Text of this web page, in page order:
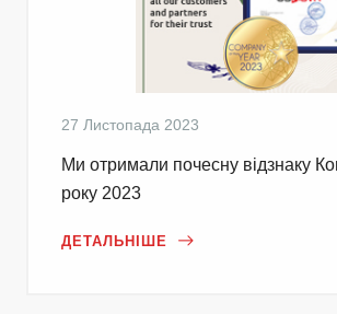
27 Листопада 2023
Ми отримали почесну відзнаку
року 2023
ДЕТАЛЬНІШЕ